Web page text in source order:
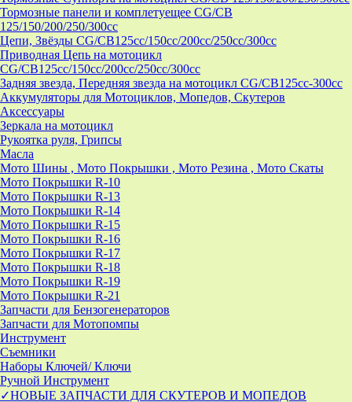
Тормозные панели и комплетуещее CG/CB
125/150/200/250/300cc
Цепи, Звёзды CG/CB125cc/150cc/200cc/250cc/300cc
Приводная Цепь на мотоцикл
CG/CB125cc/150cc/200cc/250cc/300cc
Задняя звезда, Передняя звезда на мотоцикл CG/CB125cc-300сс
Аккумуляторы для Мотоциклов, Мопедов, Скутеров
Аксессуары
Зеркала на мотоцикл
Рукоятка руля, Грипсы
Масла
Мото Шины , Мото Покрышки , Мото Резина , Мото Скаты
Мото Покрышки R-10
Мото Покрышки R-13
Мото Покрышки R-14
Мото Покрышки R-15
Мото Покрышки R-16
Мото Покрышки R-17
Мото Покрышки R-18
Мото Покрышки R-19
Мото Покрышки R-21
Запчасти для Бензогенераторов
Запчасти для Мотопомпы
Инструмент
Съемники
Наборы Ключей/ Ключи
Ручной Инструмент
✓НОВЫЕ ЗАПЧАСТИ ДЛЯ СКУТЕРОВ И МОПЕДОВ